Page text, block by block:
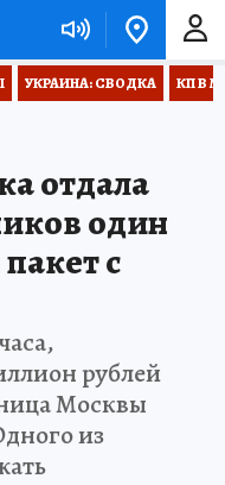
УКРАИНА: СВОДКА КП В
отдала
один
с
рублей
Москвы
из